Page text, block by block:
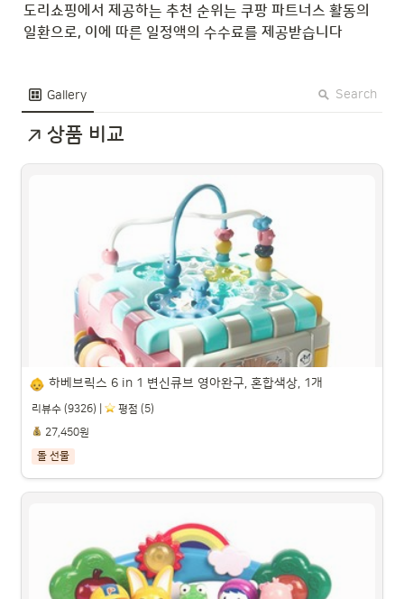
도리쇼핑에서 제공하는 추천 순위는 쿠팡 파트너스 활동의
일환으로, 이에 따른 일정액의 수수료를 제공받습니다
Gallery Search
상품 비교
하베브릭스 6 in 1 변신큐브 영아완구, 혼합색상, 1개
파트너스 활동을 통해 일정액의 수수료를 제공받을 수 있습니다.
하베브릭스 6 in 1 변신큐브 영아완구, 혼합색상, 1개
리뷰수 (9326) |
️ 평점 (5)
27,450원
돌 선물